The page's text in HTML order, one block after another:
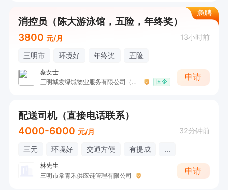
急聘
消控员（陈大游泳馆，五险，年终奖）
3800 元/月 13小时前
三明市 环境好 年终奖 五险
蔡女士
三明城发绿城物业服务有限公司（国企）
国企
申请
配送司机（直接电话联系）
4000-6000 元/月 32分钟前
三元 环境好 交通方便 有提成 ...
林先生
三明市常青禾供应链管理有限公司
申请